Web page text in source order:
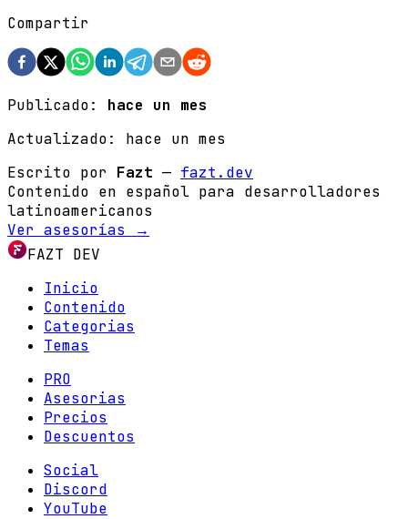
Compartir
Publicado:
hace un mes
Actualizado: hace un mes
Escrito por Fazt — fazt.dev
Contenido en español para desarrolladores
latinoamericanos
Ver asesorías →
FAZT DEV
Inicio
Contenido
Categorias
Temas
PRO
Asesorias
Precios
Descuentos
Social
Discord
YouTube